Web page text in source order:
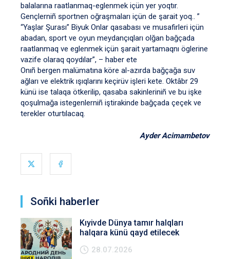
balalarına raatlanmaq-eglenmek içün yer yoqtır.
Gençlerniñ sportnen oğraşmaları içün de şarait yoq.. ”
“Yaşlar Şurası” Biyuk Onlar qasabası ve musafirleri içün
abadan, sport ve oyun meydançıqları olğan bağçada
raatlanmaq ve eglenmek içün şarait yartamaqnı öglerine
vazife olaraq qoydılar”, – haber ete
Onıñ bergen malümatına köre al-azırda bağçağa suv
ağları ve elektrik ışıqlarını keçirüv işleri kete. Oktâbr 29
künü ise talaqa ötkerilip, qasaba sakinleriniñ ve bu işke
qoşulmağa istegenlerniñ iştirakinde bağçada çeçek ve
terekler oturtılacaq.
Ayder Acimambetov
Soñki haberler
Kıyivde Dünya tamır halqları
halqara künü qayd etilecek
28.07.2026